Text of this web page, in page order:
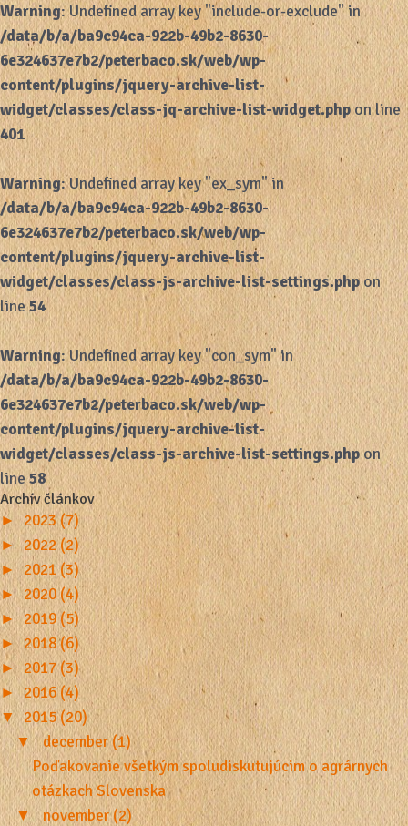
Warning: Undefined array key "include-or-exclude" in
/data/b/a/ba9c94ca-922b-49b2-8630-
6e324637e7b2/peterbaco.sk/web/wp-
content/plugins/jquery-archive-list-
widget/classes/class-jq-archive-list-widget.phpon line
401
Warning: Undefined array key "ex_sym" in
/data/b/a/ba9c94ca-922b-49b2-8630-
6e324637e7b2/peterbaco.sk/web/wp-
content/plugins/jquery-archive-list-
widget/classes/class-js-archive-list-settings.phpon
line54
Warning: Undefined array key "con_sym" in
/data/b/a/ba9c94ca-922b-49b2-8630-
6e324637e7b2/peterbaco.sk/web/wp-
content/plugins/jquery-archive-list-
widget/classes/class-js-archive-list-settings.phpon
line58
Archív článkov
►
2023 (7)
► 2022 (2)
►
2021 (3)
► 2020 (4)
► 2019 (5)
► 2018 (6)
► 2017 (3)
► 2016 (4)
▼ 2015 (20)
▼
december (1)
Poďakovanie všetkým spoludiskutujúcim o agrárnych
otázkach Slovenska
▼
november (2)